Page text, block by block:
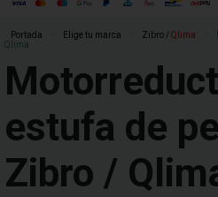
Portada Elige tu marca Zibro /Qlima
Qlima
estufa de
Zibro /